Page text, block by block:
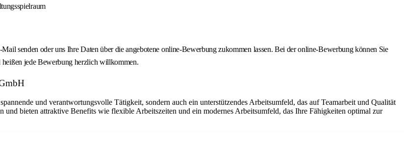
senden oder uns Ihre Daten über die angebotene online-Bewerbung zukommen lassen. Bei der online-Bewerbung können Sie
jede Bewerbung herzlich willkommen.
und verantwortungsvolle Tätigkeit, sondern auch ein unterstützendes Arbeitsumfeld, das auf Teamarbeit und Qualität
bieten attraktive Benefits wie flexible Arbeitszeiten und ein modernes Arbeitsumfeld, das Ihre Fähigkeiten optimal zur